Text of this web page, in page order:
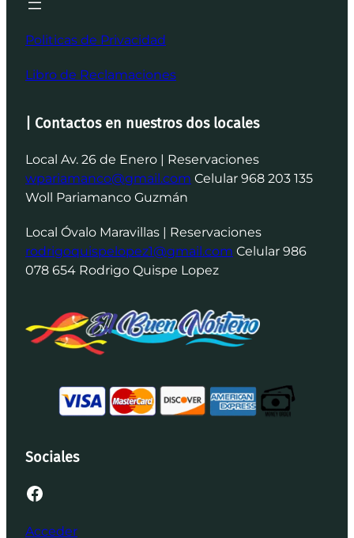
Politicas de Privacidad
Libro de Reclamaciones
| Contactos en nuestros dos locales
Local Av. 26 de Enero | Reservaciones
wpariamanco@gmail.com Celular 968 203 135
Woll Pariamanco Guzmán
Local Óvalo Maravillas | Reservaciones
rodrigoquispelopez1@gmail.com Celular 986
078 654 Rodrigo Quispe Lopez
Sociales
Facebook
Acceder